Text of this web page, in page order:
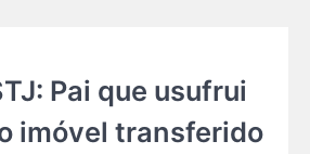
Pai que usufrui
imóvel transferido